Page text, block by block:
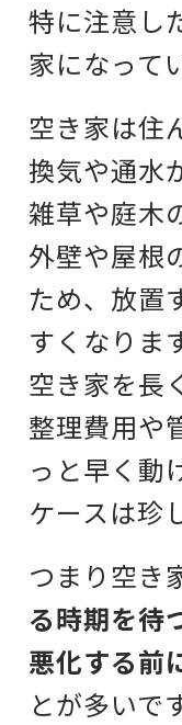
特に注意し
家になって
空き家は住
換気や通水
雑草や庭木
外壁や屋根
ため、放置
すくなりま
空き家を長
整理費用や
っと早く動
ケースは珍
つまり空き
る時期を待
悪化する前
とが多いで